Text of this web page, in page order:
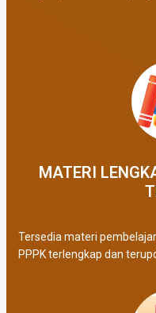
MATERI
Tersedia materi
PPPK terlengkap dan